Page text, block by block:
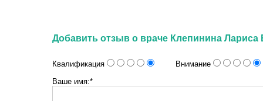
Добавить отзыв о враче Клепинина
Квалификация Внимание
Ваше имя:*